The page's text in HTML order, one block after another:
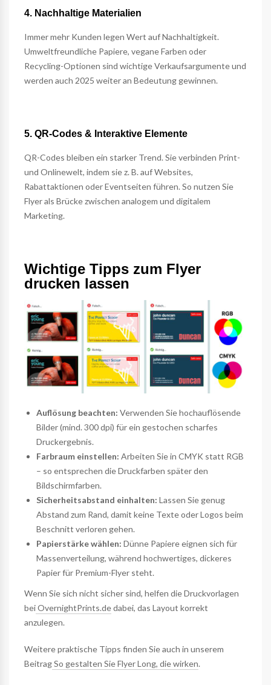
4. Nachhaltige Materialien
Immer mehr Kunden legen Wert auf Nachhaltigkeit.
Umweltfreundliche Papiere, vegane Farben oder
Recycling-Optionen sind wichtige Verkaufsargumente und
werden auch 2025 weiter an Bedeutung gewinnen.
5. QR-Codes & Interaktive Elemente
QR-Codes bleiben ein starker Trend. Sie verbinden Print-
und Onlinewelt, indem sie z. B. auf Websites,
Rabattaktionen oder Eventseiten führen. So nutzen Sie
Flyer als Brücke zwischen analogem und digitalem
Marketing.
Wichtige Tipps zum Flyer
drucken lassen
Auflösung beachten: Verwenden Sie hochauflösende
Bilder (mind. 300 dpi) für ein gestochen scharfes
Druckergebnis.
Farbraum einstellen: Arbeiten Sie in CMYK statt RGB
– so entsprechen die Druckfarben später den
Bildschirmfarben.
Sicherheitsabstand einhalten: Lassen Sie genug
Abstand zum Rand, damit keine Texte oder Logos beim
Beschnitt verloren gehen.
Papierstärke wählen: Dünne Papiere eignen sich für
Massenverteilung, während hochwertiges, dickeres
Papier für Premium-Flyer steht.
Wenn Sie sich nicht sicher sind, helfen die Druckvorlagen
beiOvernightPrints.dedabei, das Layout korrekt
anzulegen.
Weitere praktische Tipps finden Sie auch in unserem
BeitragSo gestalten Sie Flyer Long, die wirken.